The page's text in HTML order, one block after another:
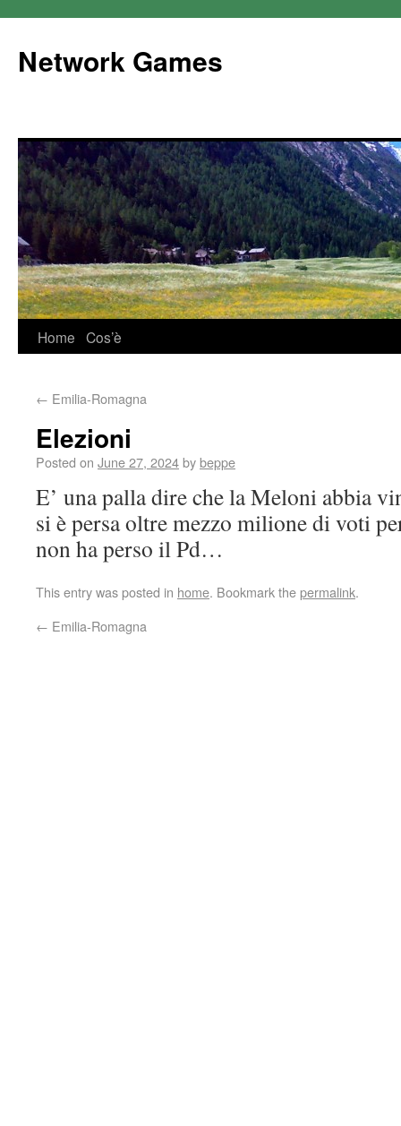
Network Games
Home Cos’è
← Emilia-Romagna
Elezioni
Posted on June 27, 2024bybeppe
E’ una palla dire che la Meloni abbia
si è persa oltre mezzo milione di voti
non ha perso il Pd…
This entry was posted in home. Bookmark thepermalink.
← Emilia-Romagna